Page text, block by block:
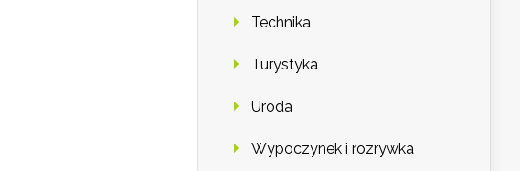
Technika
Turystyka
Uroda
Wypoczynek i rozrywka